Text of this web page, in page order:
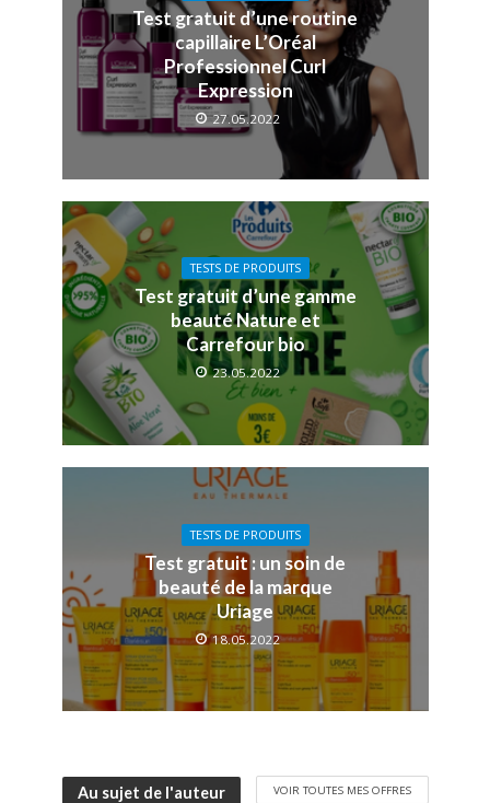
Test gratuit d’une routine
capillaire L’Oréal
Professionnel Curl
Expression
27.05.2022
TESTS DE PRODUITS
Test gratuit d’une gamme
beauté Nature et
Carrefour bio
23.05.2022
TESTS DE PRODUITS
Test gratuit : un soin de
beauté de la marque
Uriage
18.05.2022
Au sujet de l'auteur VOIR TOUTES MES OFFRES